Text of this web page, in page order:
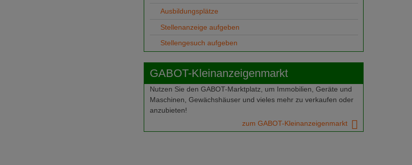
Ausbildungsplätze
Stellenanzeige aufgeben
Stellengesuch aufgeben
GABOT-Kleinanzeigenmarkt
Nutzen Sie den GABOT-Marktplatz, um Immobilien, Geräte und
Maschinen, Gewächshäuser und vieles mehr zu verkaufen oder
anzubieten!
zum GABOT-Kleinanzeigenmarkt